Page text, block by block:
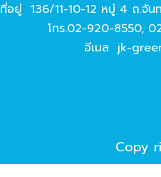
ที่อยู่ 136/11-10-12 หมู่ 4 ถ.จัน
โทร.02-920-8550,
อีเมล jk-
Copy